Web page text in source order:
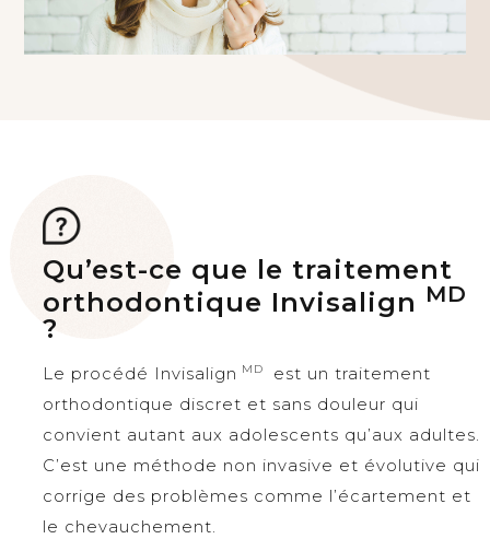
Qu’est-ce que le traitement
orthodontique Invisalign MD
?
Le procédé Invisalign MD
est un traitement
orthodontique discret et sans douleur qui
convient autant aux adolescents qu’aux adultes.
C’est une méthode non invasive et évolutive qui
corrige des problèmes comme l’écartement et
le chevauchement.